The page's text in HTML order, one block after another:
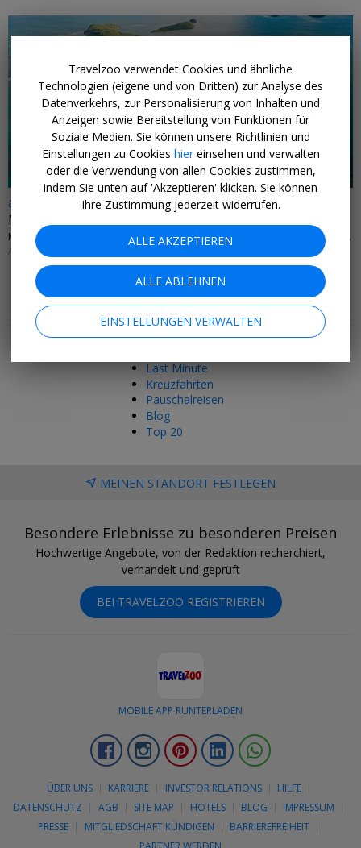
ab 1218 € p.P.
MSC: 15 Tage Karibik im Winter & Flug
MSC CRUISES • CATALINA ISLAND, BRIDGETOWN & WEITERE AB/BIS LA ROMANA
AB OKTOBER 2026
Mehr Tipps & Angebote
Last Minute
Kreuzfahrten
Pauschalreisen
Blog
Top 20
MEINEN STANDORT FESTLEGEN
Besondere Erlebnisse zu besonderen Preisen
Hochwertige Angebote, von der Redaktion recherchiert,
verhandelt und geprüft
BEI TRAVELZOO REGISTRIEREN
MOBILE APP RUNTERLADEN
FacebookInstagramPinterestLinkedIn
ÜBER UNS KARRIERE INVESTOR RELATIONS
HILFE
DATENSCHUTZ
AGB SITE MAP HOTELS BLOG
IMPRESSUM
PRESSE
MITGLIEDSCHAFT KÜNDIGEN
BARRIEREFREIHEIT
Travelzoo verwendet Cookies und ähnliche
Technologien (eigene und von Dritten) zur Analyse des
Datenverkehrs, zur Personalisierung von Inhalten und
Anzeigen sowie Bereitstellung von Funktionen für
Soziale Medien. Sie können unsere Richtlinien und
Einstellungen zu Cookies hiereinsehen und verwalten
oder die Verwendung von allen Cookies zustimmen,
indem Sie unten auf 'Akzeptieren' klicken. Sie können
Ihre Zustimmung jederzeit widerrufen.
ALLE AKZEPTIEREN
ALLE ABLEHNEN
EINSTELLUNGEN VERWALTEN